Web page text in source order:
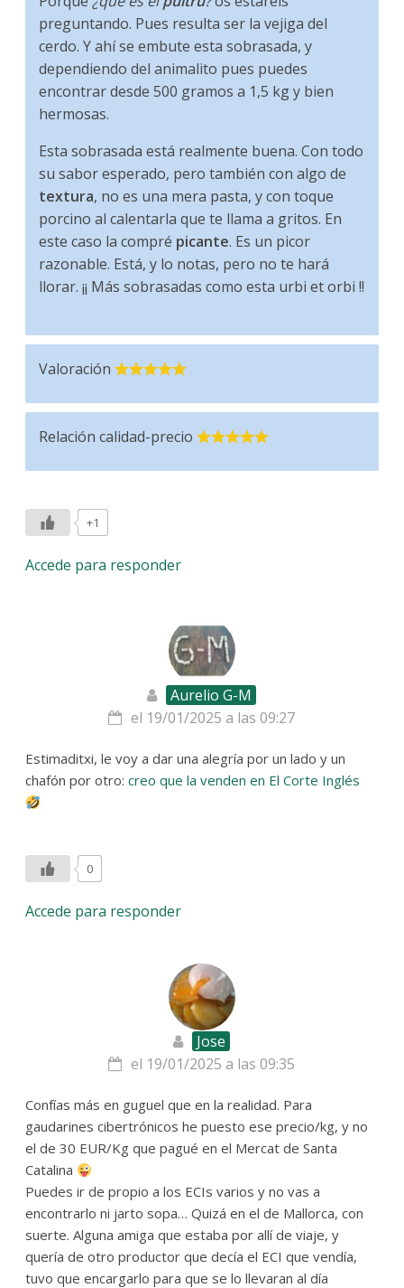
preguntando. Pues resulta ser la vejiga del
cerdo. Y ahí se embute esta sobrasada, y
dependiendo del animalito pues puedes
encontrar desde 500 gramos a 1,5 kg y bien
hermosas.
Esta sobrasada está realmente buena. Con todo
su sabor esperado, pero también con algo de
textura, no es una mera pasta, y con toque
porcino al calentarla que te llama a gritos. En
este caso la compré picante. Es un picor
razonable. Está, y lo notas, pero no te hará
llorar. ¡¡ Más sobrasadas como esta urbi et orbi !!
Valoración
Relación calidad-precio
+1
Accede para responder
Aurelio G-M
el 19/01/2025 a las 09:27
Estimaditxi, le voy a dar una alegría por un lado y un
chafón por otro:creo que la venden en El Corte Inglés
0
Accede para responder
Jose
el 19/01/2025 a las 09:35
Confías más en guguel que en la realidad. Para
gaudarines cibertrónicos he puesto ese precio/kg, y no
el de 30 EUR/Kg que pagué en el Mercat de Santa
Catalina
Puedes ir de propio a los ECIs varios y no vas a
encontrarlo ni jarto sopa… Quizá en el de Mallorca, con
suerte. Alguna amiga que estaba por allí de viaje, y
quería de otro productor que decía el ECI que vendía,
tuvo que encargarlo para que se lo llevaran al día